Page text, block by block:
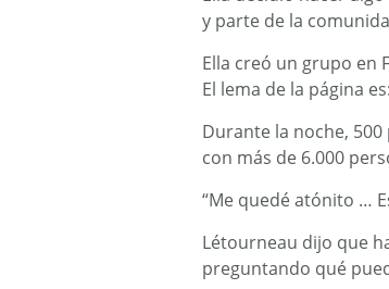
y parte de la
Ella creó un grupo en
El lema de la página
Durante la noche,
con más de 6.000
“Me quedé atónito …
Létourneau dijo que
preguntando qué